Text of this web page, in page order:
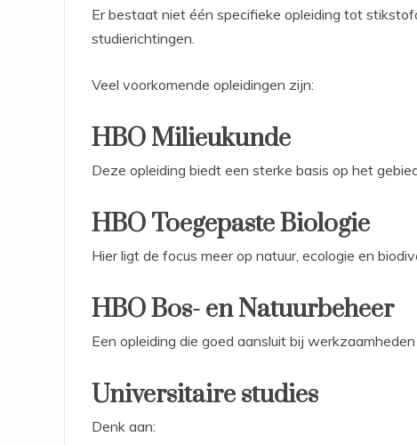
Er bestaat niet één specifieke opleiding tot
studierichtingen.
Veel voorkomende opleidingen zijn:
HBO Milieukunde
Deze opleiding biedt een sterke basis op het
HBO Toegepaste Biologie
Hier ligt de focus meer op natuur, ecologie en
HBO Bos- en Natuurbeheer
Een opleiding die goed aansluit bij
Universitaire studies
Denk aan: